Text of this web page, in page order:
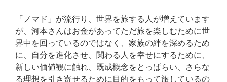
「ノマド」が流行り、世界を旅する人が増えています
が、河本さんはお金があってただ旅を楽しむために世
界中を回っているのではなく、家族の絆を深めるため
に、自分を進化させ、関わる人を幸せにするために、
新しい価値観に触れ、既成概念をとっぱらい、さらな
る理想を引き寄せるために目的をもって旅しているの